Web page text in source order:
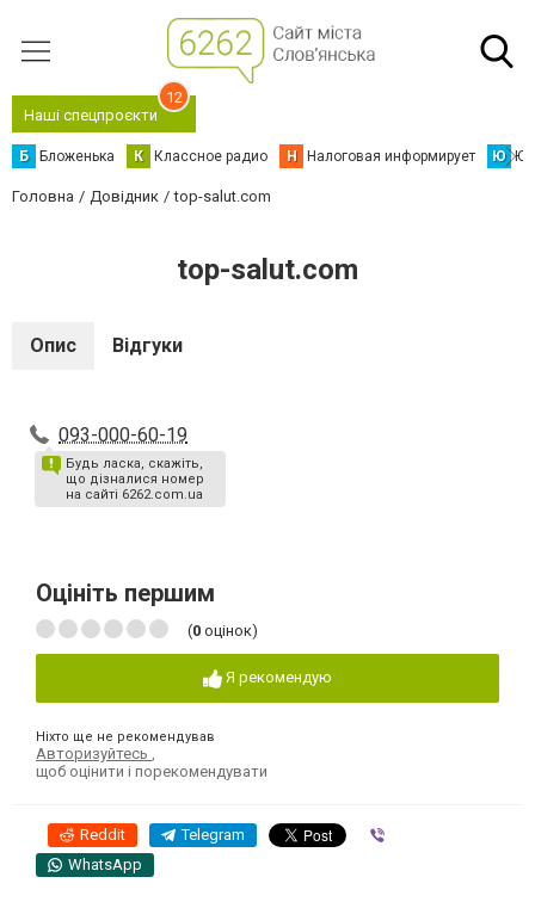
Наші спецпроєкти
12
Б Бложенька К Классное радио Н Налоговая информирует Ю
Головна Довідник top-salut.com
top-salut.com
Опис Відгуки
093-000-60-19
Будь ласка, скажіть,
що дізналися номер
на сайті 6262.com.ua
Оцініть першим
(0 оцінок)
Я рекомендую
Ніхто ще не рекомендував
Авторизуйтесь
щоб оцінити і порекомендувати
Reddit Telegram
WhatsApp